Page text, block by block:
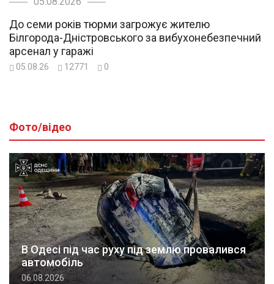
До семи років тюрми загрожує жителю
Білгорода-Дністровського за вибухонебезпечний
арсенал у гаражі
05.08.26 12771 0
Фото/відео
В Одесі під час руху під землю провалився
автомобіль
06.08.2026